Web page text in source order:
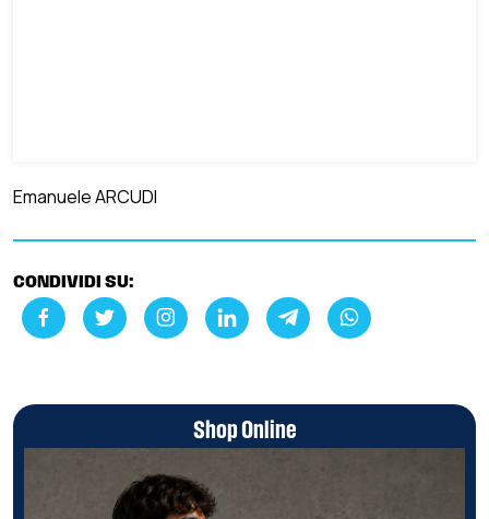
Emanuele ARCUDI
CONDIVIDI SU:
Shop Online